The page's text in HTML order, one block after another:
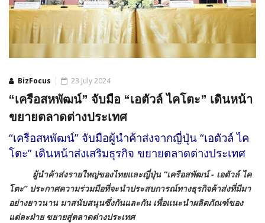
BizFocus 23 July 2024
“เครือสหพัฒน์” จับมือ “เอตัวล์ ไคโตะ” เดินหน้า
ขยายตลาดต่างประเทศ
“เครือสหพัฒน์” จับมือผู้นำค้าส่งจากญี่ปุ่น “เอตัวล์ ไค
โตะ” เดินหน้าส่งเสริมธุรกิจ ขยายตลาดต่างประเทศ
ผู้นำค้าส่งรายใหญ่ของไทยและญี่ปุ่น “เครือสพัฒน์ - เอตัวล์ ไค
โตะ” ประกาศความร่วมมือที่จะนำประสบการณ์ทางธุรกิจค้าส่งที่มีมา
อย่างยาวนาน มาสนับสนุนซึ่งกันและกัน เพื่อแนะนำผลิตภัณฑ์ของ
แต่ละฝ่าย ขยายสู่ตลาดต่างประเทศ